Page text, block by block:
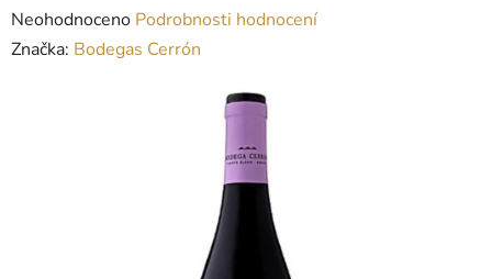
Průměrné
hodnocení
Neohodnoceno Podrobnosti hodnocení
Značka: Bodegas Cerrón